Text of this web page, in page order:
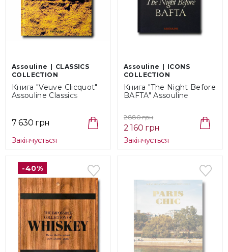
Assouline
CLASSICS
COLLECTION
Книга "Veuve Clicquot"
Assouline Classics
7 630 грн
Закінчується
Assouline
ICONS
COLLECTION
Книга "The Night Before
BAFTA" Assouline
2 880 грн
2 160 грн
Закінчується
-40%